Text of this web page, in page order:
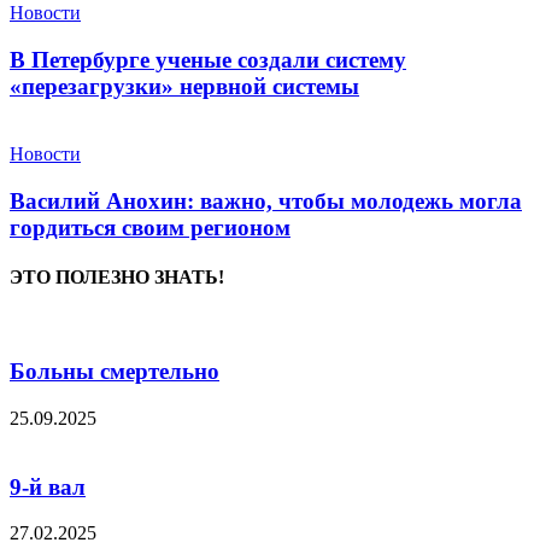
Новости
В Петербурге ученые создали систему
«перезагрузки» нервной системы
Новости
Василий Анохин: важно, чтобы молодежь могла
гордиться своим регионом
ЭТО ПОЛЕЗНО ЗНАТЬ!
Больны смертельно
25.09.2025
9-й вал
27.02.2025